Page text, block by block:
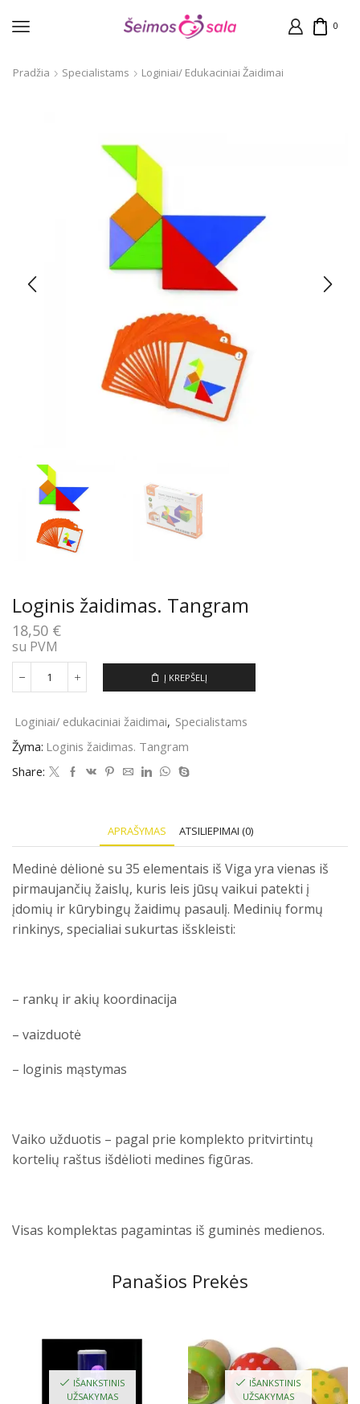
0
Pradžia Specialistams Loginiai/ Edukaciniai Žaidimai
Loginis žaidimas. Tangram
18,50 €
su PVM
produkto
žaidimas.
Tangram
Į KREPŠELĮ
Loginiai/ edukaciniai žaidimai, Specialistams
Žyma: Loginis žaidimas. Tangram
Share:
APRAŠYMAS ATSILIEPIMAI (0)
Medinė dėlionė su 35 elementais iš Viga yra vienas iš
pirmaujančių žaislų, kuris leis jūsų vaikui patekti į
įdomių ir kūrybingų žaidimų pasaulį. Medinių formų
rinkinys, specialiai sukurtas išskleisti:
– rankų ir akių koordinacija
– vaizduotė
– loginis mąstymas
Vaiko užduotis – pagal prie komplekto pritvirtintų
kortelių raštus išdėlioti medines figūras.
Visas komplektas pagamintas iš guminės medienos.
Panašios Prekės
IŠANKSTINIS
UŽSAKYMAS
IŠANKSTINIS
UŽSAKYMAS